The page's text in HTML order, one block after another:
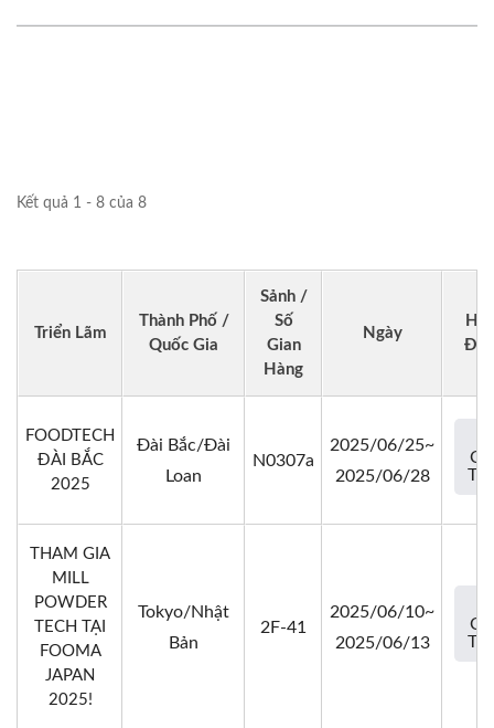
Kết quả 1 - 8 của 8
Triển Lãm
Thành Phố /
Quốc Gia
Sảnh /
Số
Gian
Hàng
Ngày
FOODTECH
ĐÀI BẮC
2025
Đài Bắc/Đài
Loan
N0307a
2025/06/25~
2025/06/28
THAM GIA
MILL
POWDER
TECH TẠI
FOOMA
JAPAN
2025!
Tokyo/Nhật
Bản
2F-41
2025/06/10~
2025/06/13